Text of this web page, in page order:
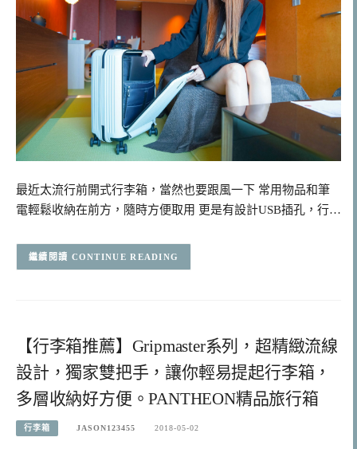
最近太流行前開式行李箱，當然也要跟風一下 常用物品和筆
電輕鬆收納在前方，隨時方便取用 更是有設計USB插孔，行…
CONTINUE READING
【行李箱推薦】Gripmaster系列，超精緻流線
設計，獨家雙把手，讓你輕易提起行李箱，
多層收納好方便。PANTHEON精品旅行箱
行李箱 JASON123455 2018-05-02